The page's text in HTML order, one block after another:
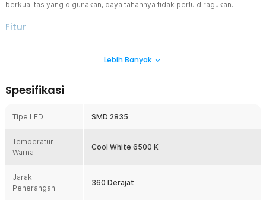
berkualitas yang digunakan, daya tahannya tidak perlu diragukan.
Fitur
Lampu bohlam LED bekerja dengan mengonversi energi listrik
optimal tanpa daya berlebih, lampu bohlam inilah jawabannya.
Cahaya Terang 6500 K
white dengan temperatur 6500 K. Cahaya terangnya juga tidak
silau. Dengan begitu, lampu bohlam LED ini cocok digunakan di
Lebih Stabil dan Aman
Dibekali dengan IC driver pintar untuk mengatur penggunaan arus
Lebih Banyak
Spesifikasi
Tipe LED SMD 2835
Temperatur
Warna
Cool White 6500 K
Jarak
Penerangan
360 Derajat